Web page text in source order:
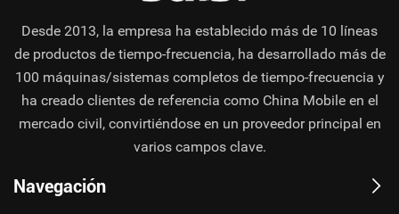
Desde 2013, la empresa ha establecido más de 10 líneas
de productos de tiempo-frecuencia, ha desarrollado más de
100 máquinas/sistemas completos de tiempo-frecuencia y
ha creado clientes de referencia como China Mobile en el
mercado civil, convirtiéndose en un proveedor principal en
varios campos clave.
Navegación